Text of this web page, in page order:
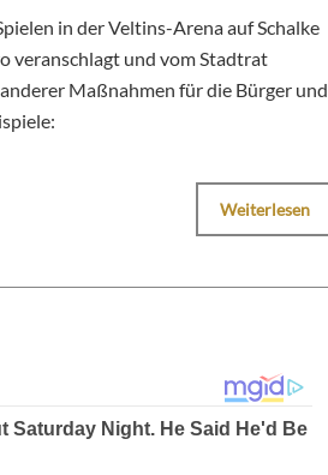
in der Veltins-Arena auf Schalke
veranschlagt und vom Stadtrat
Maßnahmen für die Bürger und
Weiterlesen